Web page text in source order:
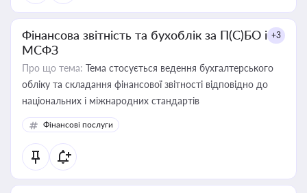
Фінансова звітність та бухоблік за П(С)БО і
МСФЗ
+3
Про що тема: Тема стосується ведення бухгалтерського
обліку та складання фінансової звітності відповідно до
національних і міжнародних стандартів
Фінансові послуги